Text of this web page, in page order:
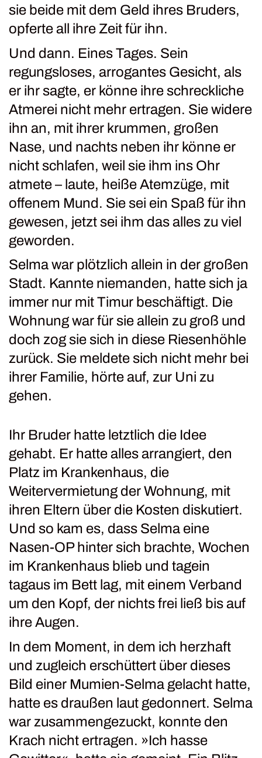
sie beide mit dem Geld ihres Bruders,
opferte all ihre Zeit für ihn.
Und dann. Eines Tages. Sein
regungsloses, arrogantes Gesicht, als
er ihr sagte, er könne ihre schreckliche
Atmerei nicht mehr ertragen. Sie widere
ihn an, mit ihrer krummen, großen
Nase, und nachts neben ihr könne er
nicht schlafen, weil sie ihm ins Ohr
atmete – laute, heiße Atemzüge, mit
offenem Mund. Sie sei ein Spaß für ihn
gewesen, jetzt sei ihm das alles zu viel
geworden.
Selma war plötzlich allein in der großen
Stadt. Kannte niemanden, hatte sich ja
immer nur mit Timur beschäftigt. Die
Wohnung war für sie allein zu groß und
doch zog sie sich in diese Riesenhöhle
zurück. Sie meldete sich nicht mehr bei
ihrer Familie, hörte auf, zur Uni zu
gehen.
Ihr Bruder hatte letztlich die Idee
gehabt. Er hatte alles arrangiert, den
Platz im Krankenhaus, die
Weitervermietung der Wohnung, mit
ihren Eltern über die Kosten diskutiert.
Und so kam es, dass Selma eine
Nasen-OP hinter sich brachte, Wochen
im Krankenhaus blieb und tagein
tagaus im Bett lag, mit einem Verband
um den Kopf, der nichts frei ließ bis auf
ihre Augen.
In dem Moment, in dem ich herzhaft
und zugleich erschüttert über dieses
Bild einer Mumien-Selma gelacht hatte,
hatte es draußen laut gedonnert. Selma
war zusammengezuckt, konnte den
Krach nicht ertragen. »Ich hasse